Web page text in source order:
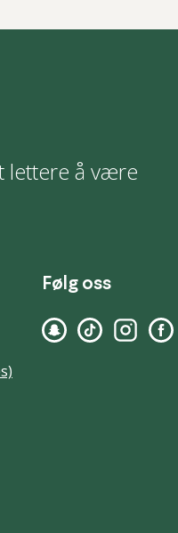
lettere å være
Følg oss